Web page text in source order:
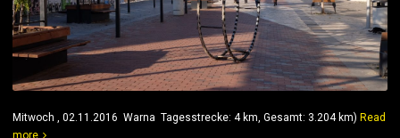
Mitwoch , 02.11.2016 Warna Tagesstrecke: 4 km, Gesamt: 3.204 km) Read